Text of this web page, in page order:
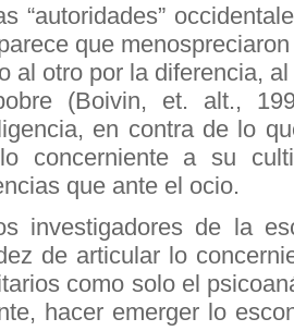
“autoridades”
que
al otro por la diferencia,
(Boivin, et. alt.,
en contra de lo
concerniente a su
que ante el ocio.
investigadores de la
de articular lo
como solo el
hacer emerger lo